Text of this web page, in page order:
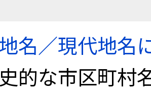
名／現代地名
的な市区町村